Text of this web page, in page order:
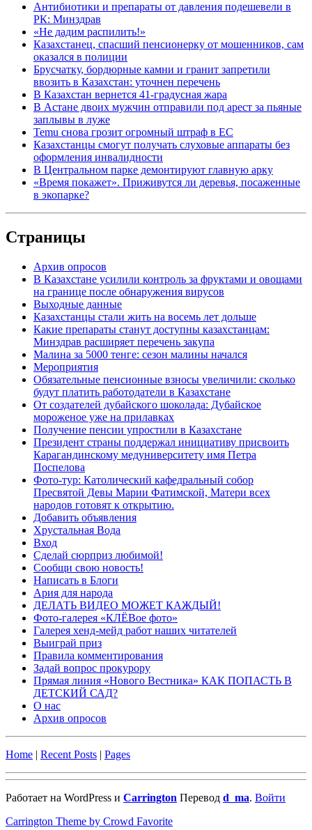
Антибиотики и препараты от давления подешевели в
РК: Минздрав
«Не дадим распилить!»
Казахстанец, спасший пенсионерку от мошенников, сам
оказался в полиции
Брусчатку, бордюрные камни и гранит запретили
ввозить в Казахстан: уточнен перечень
В Казахстан вернется 41-градусная жара
В Астане двоих мужчин отправили под арест за пьяные
заплывы в луже
Temu снова грозит огромный штраф в ЕС
Казахстанцы смогут получать слуховые аппараты без
оформления инвалидности
В Центральном парке демонтируют главную арку
«Время покажет». Приживутся ли деревья, посаженные
в экопарке?
Страницы
Архив опросов
В Казахстане усилили контроль за фруктами и овощами
на границе после обнаружения вирусов
Выходные данные
Казахстанцы стали жить на восемь лет дольше
Какие препараты станут доступны казахстанцам:
Минздрав расширяет перечень закупа
Малина за 5000 тенге: сезон малины начался
Мероприятия
Обязательные пенсионные взносы увеличили: сколько
будут платить работодатели в Казахстане
От создателей дубайского шоколада: Дубайское
мороженое уже на прилавках
Получение пенсии упростили в Казахстане
Президент страны поддержал инициативу присвоить
Карагандинскому медуниверситету имя Петра
Поспелова
Фото-тур: Католический кафедральный собор
Пресвятой Девы Марии Фатимской, Матери всех
народов готовят к открытию.
Добавить объявления
Хрустальная Вода
Вход
Сделай сюрприз любимой!
Сообщи свою новость!
Написать в Блоги
Ария для народа
ДЕЛАТЬ ВИДЕО МОЖЕТ КАЖДЫЙ!
Фото-галерея «КЛЁВое фото»
Галерея хенд-мейд работ наших читателей
Выиграй приз
Правила комментирования
Задай вопрос прокурору
Прямая линия «Нового Вестника» КАК ПОПАСТЬ В
ДЕТСКИЙ САД?
О нас
Архив опросов
Home | Recent Posts | Pages
Работает на WordPress и Carrington Перевод d_ma. Войти
Carrington Theme by Crowd Favorite